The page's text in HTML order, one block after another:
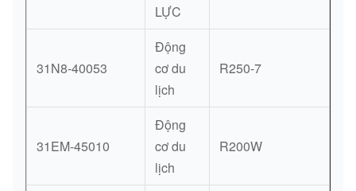
LỰC
31N8-40053
Động
cơ du
lịch
R250-7
31EM-45010
Động
cơ du
lịch
R200W